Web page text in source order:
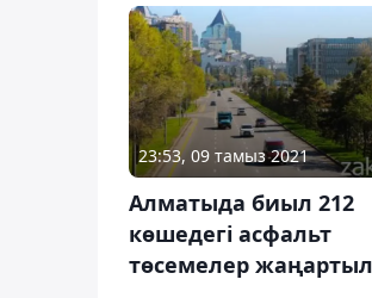
23:53, 09 тамыз 2021
Алматыда биыл 212
көшедегі асфальт
төсемелер